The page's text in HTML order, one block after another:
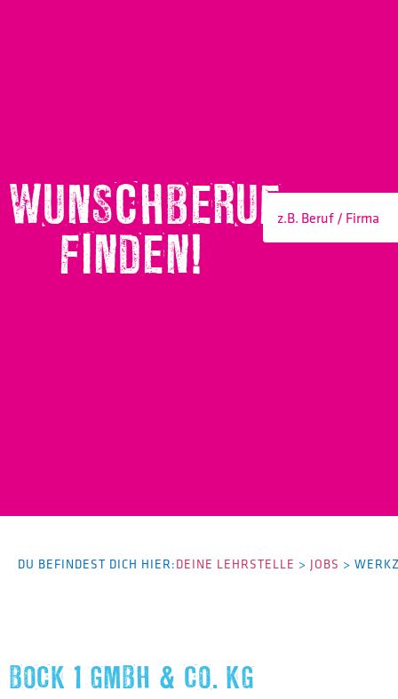
WUNSCHBERUF
FINDEN!
DU BEFINDEST DICH HIER:DEINE LEHRSTELLE > JOBS >
BOCK 1 GMBH & CO. KG